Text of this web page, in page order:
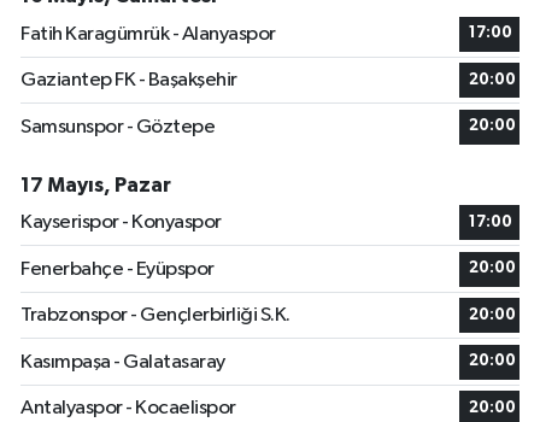
Fatih Karagümrük - Alanyaspor
17:00
Gaziantep FK - Başakşehir 20:00
Samsunspor - Göztepe 20:00
17 Mayıs, Pazar
Kayserispor - Konyaspor
17:00
Fenerbahçe - Eyüpspor 20:00
Trabzonspor - Gençlerbirliği S.K. 20:00
Kasımpaşa - Galatasaray 20:00
Antalyaspor - Kocaelispor 20:00